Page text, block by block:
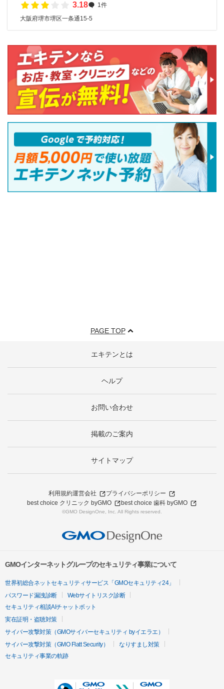
3.18
1件
大阪府堺市堺区一条通15-5
PAGE TOP
エキテンとは
ヘルプ
お問い合わせ
掲載のご案内
サイトマップ
利用規約運営会社
プライバシーポリシー
best choice クリニック byGMO
best choice 歯科 byGMO
©GMO DesignOne, Inc. All Rights reserved.
GMOインターネットグループのセキュリティ事業について
世界初総合ネットセキュリティサービス「GMOセキュリティ24」
パスワード漏洩診断
Webサイトリスク診断
セキュリティ相談AIチャットボット
実在証明・盗聴対策
サイバー攻撃対策（GMOサイバーセキュリティ byイエラエ）
サイバー攻撃対策（GMO Flatt Security）
なりすまし対策
セキュリティ事業の軌跡